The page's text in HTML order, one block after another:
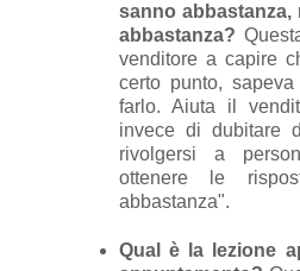
sanno abbastanza,
abbastanza?
venditore a capire
certo punto,
farlo. Aiuta il
invece di dubitare
rivolgersi a
ottenere le
abbastanza".
Qual è la lezione